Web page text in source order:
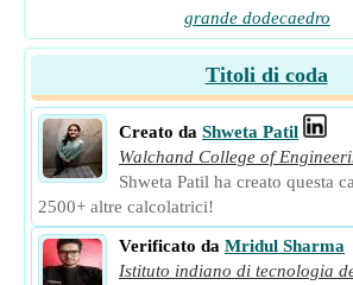
grande dodecaedro
Titoli di coda
Creato da Shweta Patil
Walchand College of
Shweta Patil ha creato questa
2500+ altre calcolatrici!
Verificato da Mridul Sharma
Istituto indiano di tecnologia